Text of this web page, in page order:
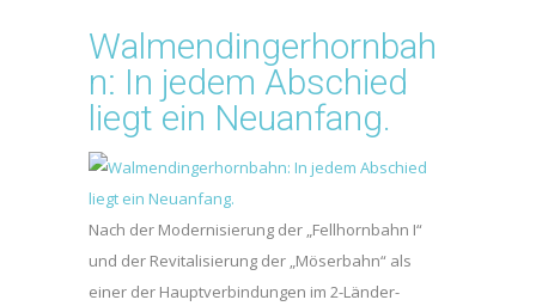
Walmendingerhornbah
n: In jedem Abschied
liegt ein Neuanfang.
Nach der Modernisierung der „Fellhornbahn I“
und der Revitalisierung der „Möserbahn“ als
einer der Hauptverbindungen im 2-Länder-